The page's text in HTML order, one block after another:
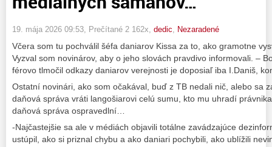
19. mája 2026 09:53 , Prečítané 2 162x, dedic Nezaradené
Včera som tu pochválil šéfa daniarov Kissa za to, ako gramotne
Vyzval som novinárov, aby o jeho slovách pravdivo informovali. –
férovo tlmočil odkazy daniarov verejnosti je doposiaľ iba I.Daniš,
Ostatní novinári, ako som očakával, buď z TB nedali nič, alebo sa
daňová správa vráti langošiarovi celú sumu, kto mu uhradí
daňová správa ospravedlní…
-Najčastejšie sa ale v médiách objavili totálne zavádzajúce
ustúpil, ako si priznal chybu a ako daniari pochybili, ako ublížili